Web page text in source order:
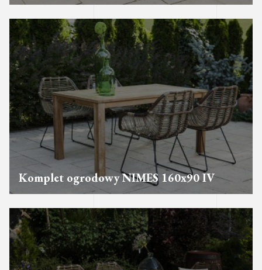
Komplet ogrodowy NIMES 160x90 IV